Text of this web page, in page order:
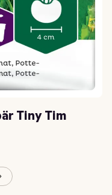
Tiny Tim